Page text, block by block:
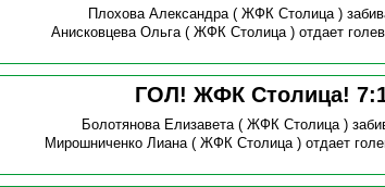
Плохова Александра( ЖФК Столица )
Анисковцева Ольга( ЖФК Столица ) отдает
ГОЛ! ЖФК Столица!7:
Болотянова Елизавета( ЖФК Столица )
Мирошниченко Лиана( ЖФК Столица ) отдает